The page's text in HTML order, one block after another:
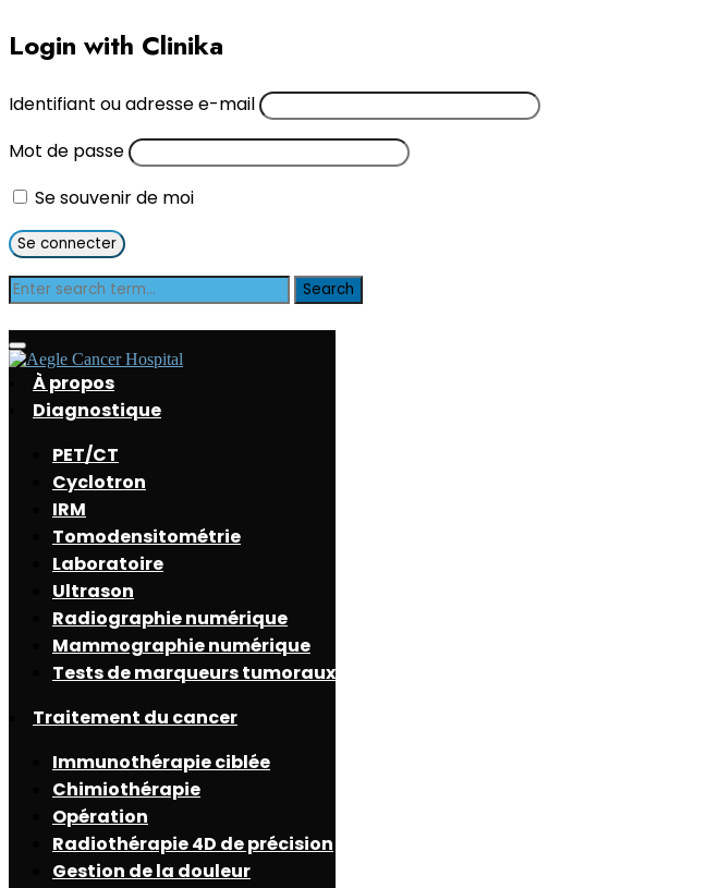
Login with Clinika
Identifiant ou adresse e-mail
Mot de passe
Se souvenir de moi
À propos
Diagnostique
PET/CT
Cyclotron
IRM
Tomodensitométrie
Laboratoire
Ultrason
Radiographie numérique
Mammographie numérique
Tests de marqueurs tumoraux
Traitement du cancer
Immunothérapie ciblée
Chimiothérapie
Opération
Radiothérapie 4D de précision
Gestion de la douleur
Blog
Cancer de l’œil